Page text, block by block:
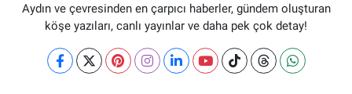
Aydın ve çevresinden en çarpıcı haberler, gündem oluşturan
köşe yazıları, canlı yayınlar ve daha pek çok detay!